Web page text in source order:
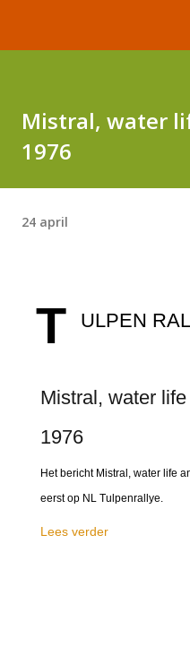
Mistral, water
1976
24 april
T ULPEN
Mistral, water
1976
Het bericht Mistral, water life
eerst op NL Tulpenrallye.
Lees verder